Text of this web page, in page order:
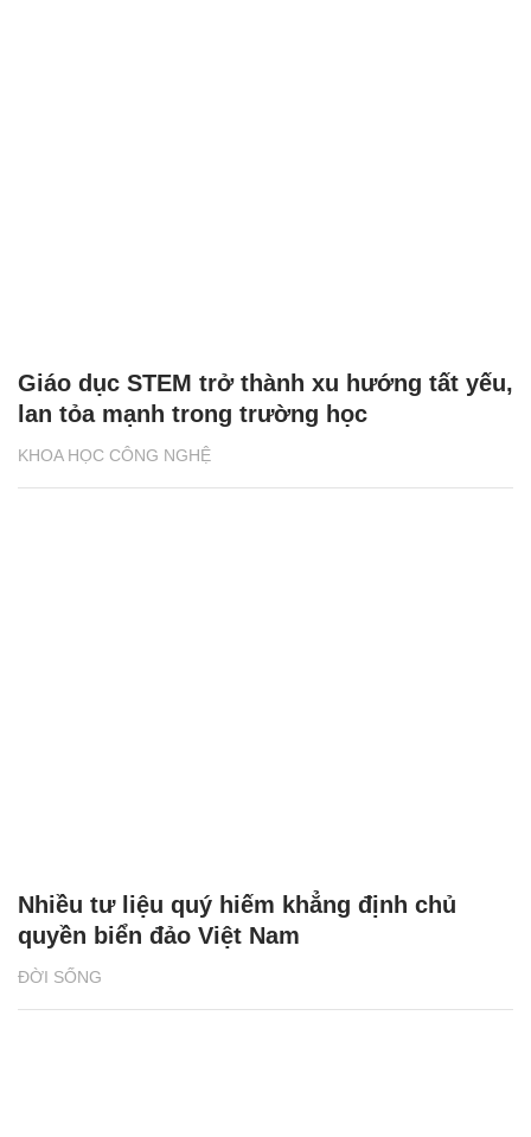
KHOA HỌC CÔNG NGHỆ
Giáo dục STEM trở thành xu hướng tất yếu,
lan tỏa mạnh trong trường học
ĐỜI SỐNG
Nhiều tư liệu quý hiếm khẳng định chủ
quyền biển đảo Việt Nam